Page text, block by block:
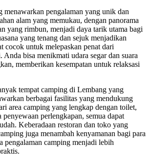
menawarkan pengalaman yang unik dan
alam yang memukau, dengan panorama
yang rimbun, menjadi daya tarik utama bagi
yang tenang dan sejuk menjadikan
cocok untuk melepaskan penat dari
Anda bisa menikmati udara segar dan suara
memberikan kesempatan untuk relaksasi
tempat camping di Lembang yang
berbagai fasilitas yang mendukung
area camping yang lengkap dengan toilet,
perlengkapan, semua dapat
Keberadaan restoran dan toko yang
juga menambah kenyamanan bagi para
pengalaman camping menjadi lebih